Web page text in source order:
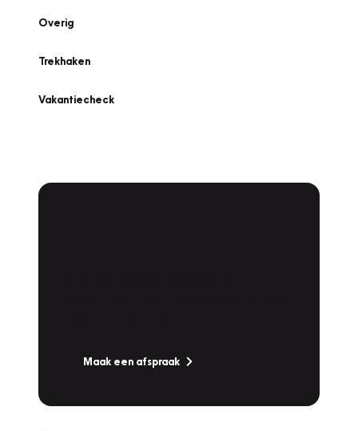
Overig
Trekhaken
Vakantiecheck
Maak een afspraak